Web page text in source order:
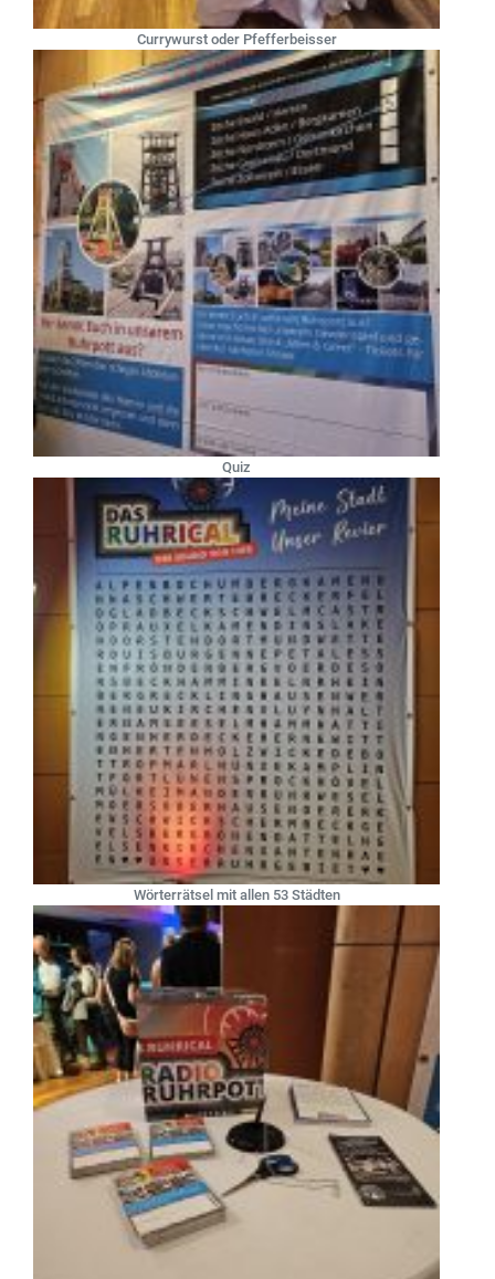
Currywurst oder Pfefferbeisser
Quiz
Wörterrätsel mit allen 53 Städten